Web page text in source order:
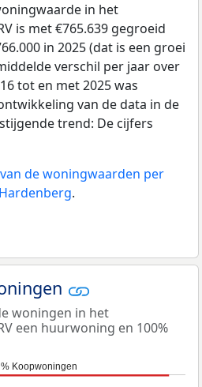
in het
is met €765.639 gegroeid
in 2025 (dat is een groei
verschil per jaar over
tot en met 2025 was
van de data in de
trend: De cijfers
de woningwaarden per
.
woningen in het
een huurwoning en 100%
% Koopwoningen